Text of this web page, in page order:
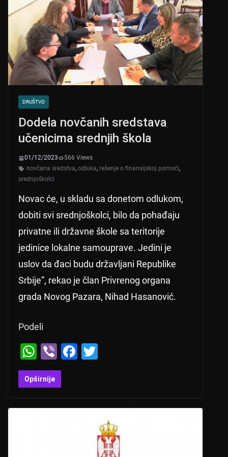
p
o
k
DRUŠTVO
Dodela novčanih sredstava
učenicima srednjih škola
01/12/2023
566 Views
novčana sredstva, odluka, rešenje o finansijskoj pomoći,
srednjoškolci
Novac će, u skladu sa donetom odlukom,
dobiti svi srednjoškolci, bilo da pohađaju
privatne ili državne škole sa teritorije
jedinice lokalne samouprave. Jedini je
uslov da đaci budu državljani Republike
Srbije”, rekao je član Privrenog organa
grada Novog Pazara, Nihad Hasanović.
Podeli
W
h
at
Vi
b
er
F
Opširnije